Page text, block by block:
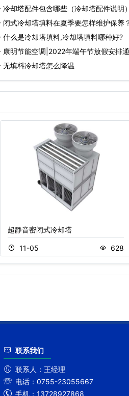
冷却塔配件包含哪些（冷却塔配件说明）
闭式冷却塔填料在夏季要怎样维护保养
什么是冷却塔填料,冷却塔填料哪种好?
康明节能空调|2022年端午节放假安排
无填料冷却塔怎么降温
超静音密闭式冷却塔
11-05 628
联系我们
联系人： 王经理
电话： 0755-23055667
手机： 13728927868